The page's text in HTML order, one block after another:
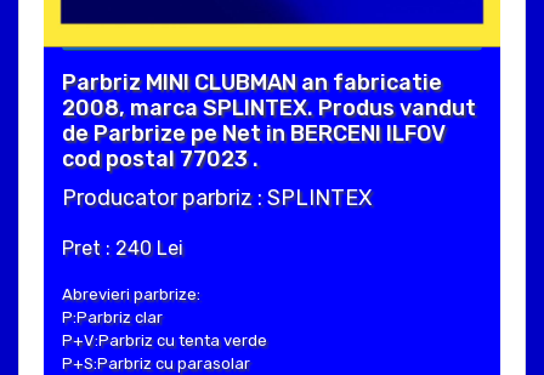
Parbriz MINI CLUBMAN an fabricatie
2008, marca SPLINTEX. Produs vandut
de Parbrize pe Net in BERCENI ILFOV
cod postal 77023 .
Producator parbriz : SPLINTEX
Pret : 240 Lei
Abrevieri parbrize:
P:Parbriz clar
P+V:Parbriz cu tenta verde
P+S:Parbriz cu parasolar